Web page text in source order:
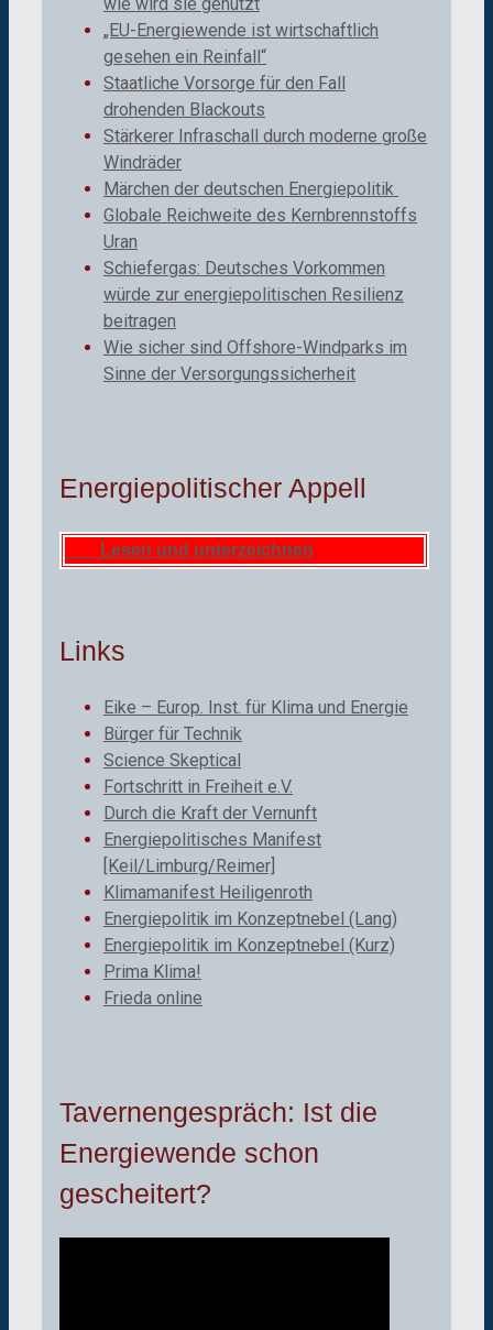
„EU-Energiewende ist wirtschaftlich
gesehen ein Reinfall“
Staatliche Vorsorge für den Fall
drohenden Blackouts
Stärkerer Infraschall durch moderne große
Windräder
Märchen der deutschen Energiepolitik
Globale Reichweite des Kernbrennstoffs
Uran
Schiefergas: Deutsches Vorkommen
würde zur energiepolitischen Resilienz
beitragen
Wie sicher sind Offshore-Windparks im
Sinne der Versorgungssicherheit
Energiepolitischer Appell
Lesen und unterzeichnen
Links
Eike – Europ. Inst. für Klima und Energie
Bürger für Technik
Science Skeptical
Fortschritt in Freiheit e.V.
Durch die Kraft der Vernunft
Energiepolitisches Manifest
[Keil/Limburg/Reimer]
Klimamanifest Heiligenroth
Energiepolitik im Konzeptnebel (Lang)
Energiepolitik im Konzeptnebel (Kurz)
Prima Klima!
Frieda online
Tavernengespräch: Ist die
Energiewende schon
gescheitert?